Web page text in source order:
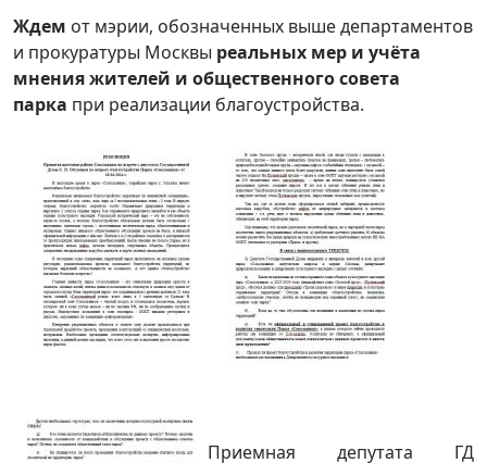
Ждем от мэрии, обозначенных выше департаментов
и прокуратуры Москвы реальных мер и учёта
мнения жителей и общественного совета
парка при реализации благоустройства.
Приемная депутата ГД